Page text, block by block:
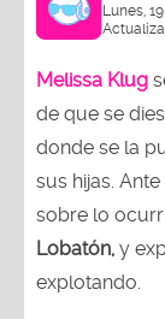
Lunes,
Melissa Klug
de que se
donde se la
sus hijas.
sobre lo
Lobatón, y
explotando.